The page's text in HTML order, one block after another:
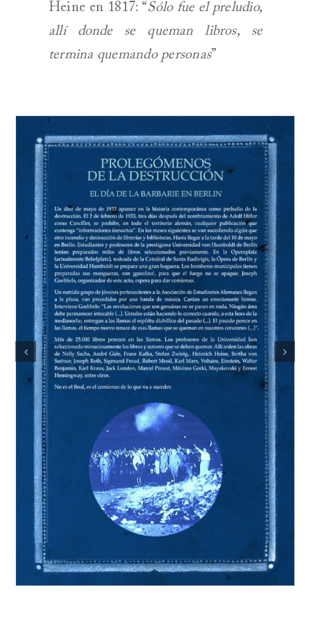
Heine en 1817: “Sólo fue el preludio,
allí donde se queman libros, se
termina quemando personas”